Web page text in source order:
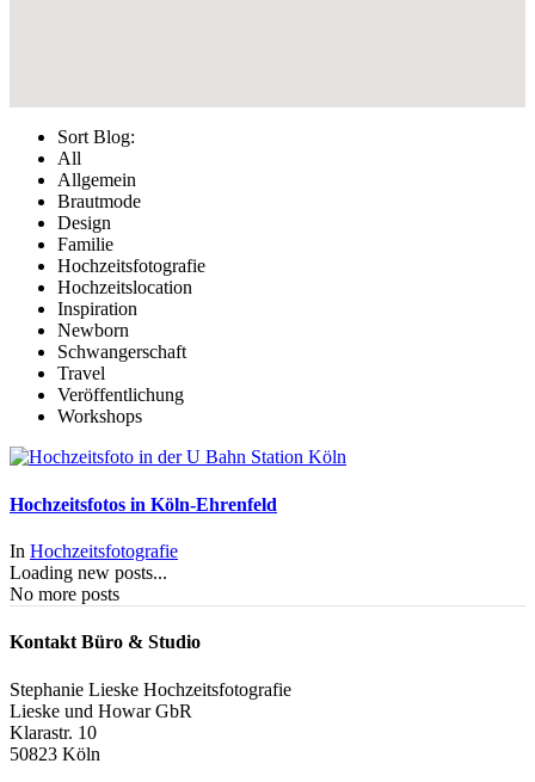
Sort Blog:
All
Allgemein
Brautmode
Design
Familie
Hochzeitsfotografie
Hochzeitslocation
Inspiration
Newborn
Schwangerschaft
Travel
Veröffentlichung
Workshops
Hochzeitsfotos in Köln-Ehrenfeld
In Hochzeitsfotografie
Loading new posts...
No more posts
Kontakt Büro & Studio
Stephanie Lieske Hochzeitsfotografie
Lieske und Howar GbR
Klarastr. 10
50823 Köln